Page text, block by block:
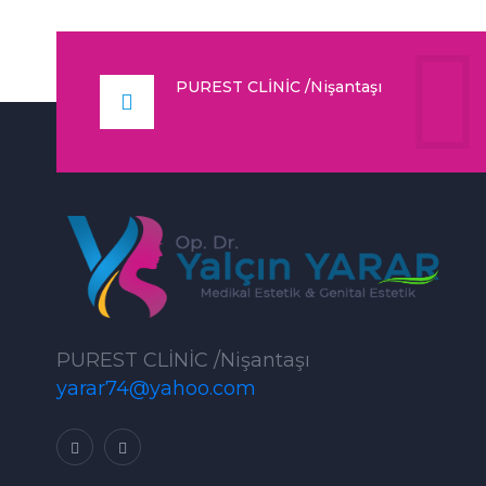
PUREST CLİNİC /Nişantaşı
PUREST CLİNİC /Nişantaşı
yarar74@yahoo.com